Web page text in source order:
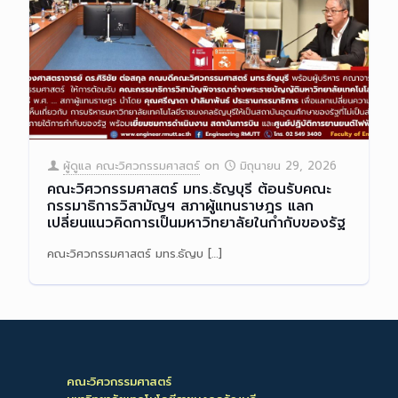
ผู้ดูแล คณะวิศวกรรมศาสตร์ on มิถุนายน 29, 2026
คณะวิศวกรรมศาสตร์ มทร.ธัญบุรี ต้อนรับคณะ
กรรมาธิการวิสามัญฯ สภาผู้แทนราษฎร แลก
เปลี่ยนแนวคิดการเป็นมหาวิทยาลัยในกำกับของรัฐ
คณะวิศวกรรมศาสตร์ มทร.ธัญบ […]
คณะวิศวกรรมศาสตร์